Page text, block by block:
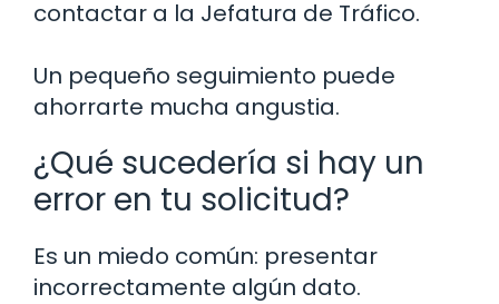
contactar a la Jefatura de Tráfico.
Un pequeño seguimiento puede
ahorrarte mucha angustia.
¿Qué sucedería si hay un
error en tu solicitud?
Es un miedo común: presentar
incorrectamente algún dato.